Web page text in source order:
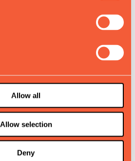
Allow all
Allow selection
Deny